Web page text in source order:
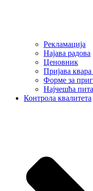
Рекламација
Најава радова
Ценовник
Пријава
Форме за
Најчешћа
Контрола квалитета